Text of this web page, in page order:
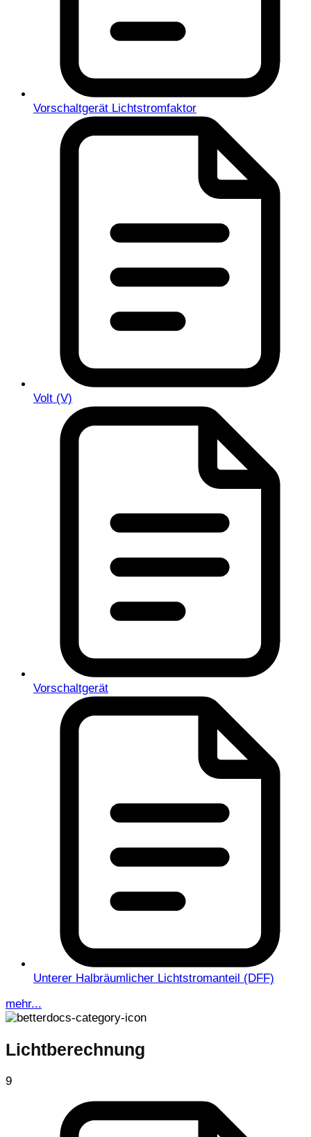
Vorschaltgerät Lichtstromfaktor
Volt (V)
Vorschaltgerät
Unterer Halbräumlicher Lichtstromanteil (DFF)
mehr...
Lichtberechnung
9